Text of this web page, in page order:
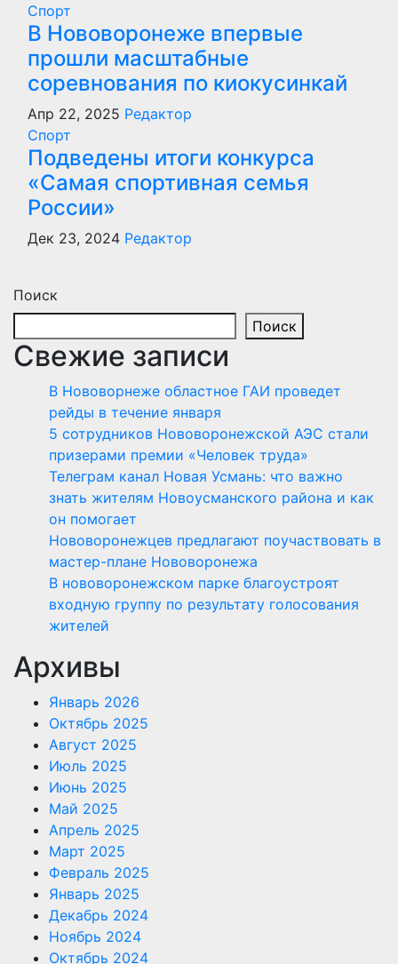
Спорт
В Нововоронеже впервые
прошли масштабные
соревнования по киокусинкай
Апр 22, 2025 Редактор
Спорт
Подведены итоги конкурса
«Самая спортивная семья
России»
Дек 23, 2024 Редактор
Поиск
Поиск
Свежие записи
В Нововорнеже областное ГАИ проведет
рейды в течение января
5 сотрудников Нововоронежской АЭС стали
призерами премии «Человек труда»
Телеграм канал Новая Усмань: что важно
знать жителям Новоусманского района и как
он помогает
Нововоронежцев предлагают поучаствовать в
мастер-плане Нововоронежа
В нововоронежском парке благоустроят
входную группу по результату голосования
жителей
Архивы
Январь 2026
Октябрь 2025
Август 2025
Июль 2025
Июнь 2025
Май 2025
Апрель 2025
Март 2025
Февраль 2025
Январь 2025
Декабрь 2024
Ноябрь 2024
Октябрь 2024